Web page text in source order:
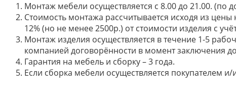
Монтаж мебели осуществляется с 8.00 до 21.00. (по
Стоимость монтажа рассчитывается исходя из
12% (но не менее 2500р.) от стоимости изделия с
Монтаж изделия осуществляется в течение 1-5
компанией договорённости в момент заключения
Гарантия на мебель и сборку – 3 года.
Если сборка мебели осуществляется покупателем